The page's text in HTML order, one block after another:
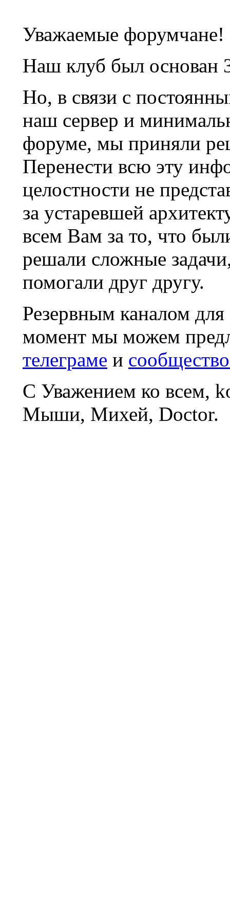
Уважаемые форумчане!
Наш клуб был основан
Но, в связи с
наш сервер и
форуме, мы приняли
Перенести всю эту
целостности не
за устаревшей
всем Вам за то, что
решали сложные
помогали друг другу.
Резервным каналом
момент мы можем
телеграме и
С Уважением ко всем,
Мыши, Михей, Doctor.